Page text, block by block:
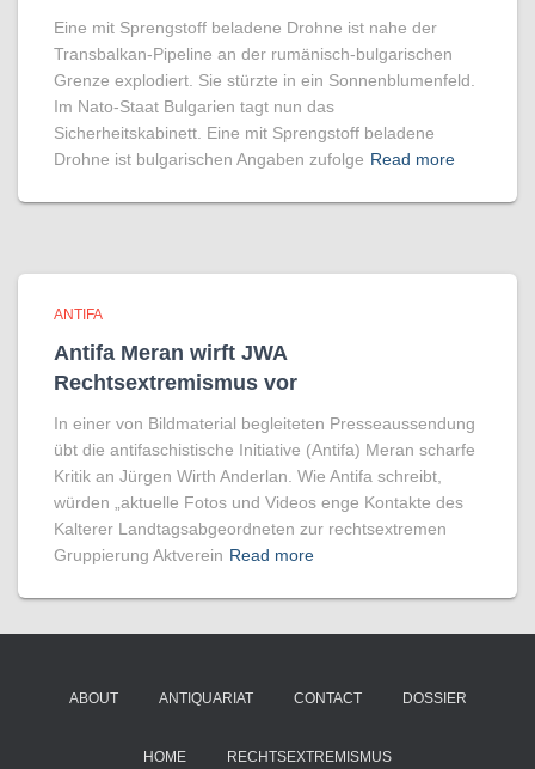
Eine mit Sprengstoff beladene Drohne ist nahe der
Transbalkan-Pipeline an der rumänisch-bulgarischen
Grenze explodiert. Sie stürzte in ein Sonnenblumenfeld.
Im Nato-Staat Bulgarien tagt nun das
Sicherheitskabinett. Eine mit Sprengstoff beladene
Drohne ist bulgarischen Angaben zufolge Read more
ANTIFA
Antifa Meran wirft JWA
Rechtsextremismus vor
In einer von Bildmaterial begleiteten Presseaussendung
übt die antifaschistische Initiative (Antifa) Meran scharfe
Kritik an Jürgen Wirth Anderlan. Wie Antifa schreibt,
würden „aktuelle Fotos und Videos enge Kontakte des
Kalterer Landtagsabgeordneten zur rechtsextremen
Gruppierung Aktverein Read more
ABOUT ANTIQUARIAT CONTACT DOSSIER
HOME RECHTSEXTREMISMUS